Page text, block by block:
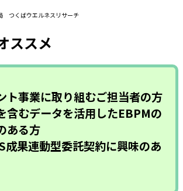
つくばウエルネスリサーチ
ススメ
ト事業に取り組むご担当者の方
含むデータを活用したEBPMの
ある方
果連動型委託契約に興味のあ